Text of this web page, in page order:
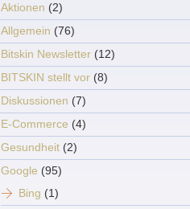
Aktionen (2)
Allgemein (76)
Bitskin Newsletter (12)
BITSKIN stellt vor (8)
Diskussionen (7)
E-Commerce (4)
Gesundheit (2)
Google (95)
Bing (1)